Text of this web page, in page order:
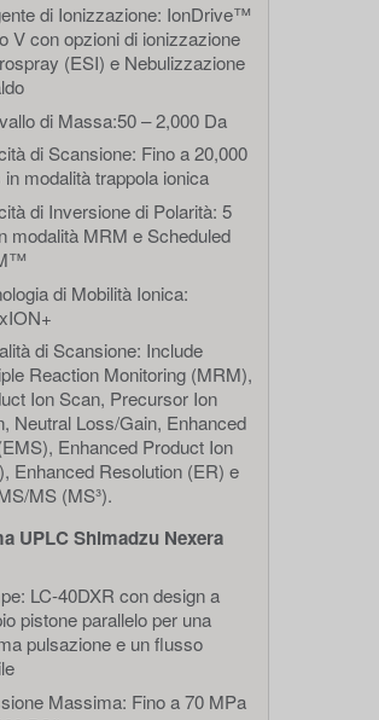
di Ionizzazione: IonDrive™
V con opzioni di ionizzazione
(ESI) e Nebulizzazione
di Massa:50 – 2,000 Da
di Scansione: Fino a 20,000
in modalità trappola ionica
di Inversione di Polarità: 5
modalità MRM e Scheduled
di Mobilità Ionica:
di Scansione: Include
Reaction Monitoring (MRM),
Ion Scan, Precursor Ion
Neutral Loss/Gain, Enhanced
Enhanced Product Ion
Enhanced Resolution (ER) e
MS (MS³).
UPLC Shimadzu Nexera
LC-40DXR con design a
pistone parallelo per una
pulsazione e un flusso
Massima: Fino a 70 MPa